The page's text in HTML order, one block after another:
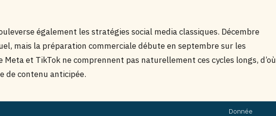
également les stratégies social media classiques. Décembre
mais la préparation commerciale débute en septembre sur les
Meta et TikTok ne comprennent pas naturellement ces cycles longs, d’où
de contenu anticipée.
Donnée